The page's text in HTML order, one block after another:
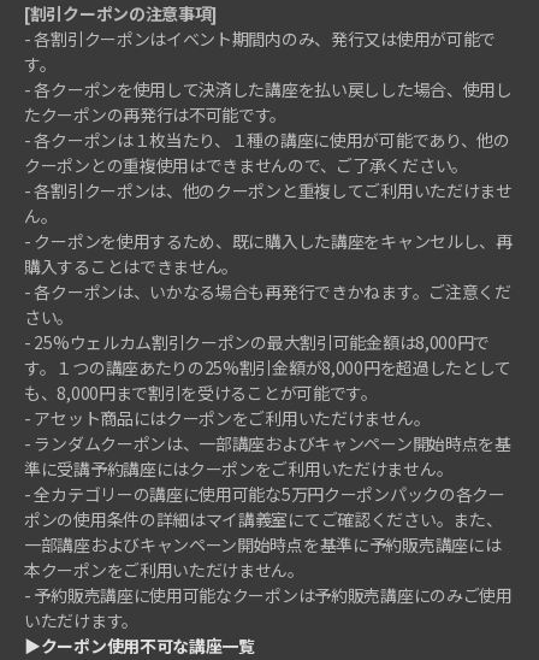
[割引クーポンの注意事項]
- 各割引クーポンはイベント期間内のみ、発行又は使用が可能で
す。
- 各クーポンを使用して決済した講座を払い戻しした場合、使用し
たクーポンの再発行は不可能です。
- 各クーポンは１枚当たり、１種の講座に使用が可能であり、他の
クーポンとの重複使用はできませんので、ご了承ください。
- 各割引クーポンは、他のクーポンと重複してご利用いただけませ
ん。
- クーポンを使用するため、既に購入した講座をキャンセルし、再
購入することはできません。
- 各クーポンは、いかなる場合も再発行できかねます。ご注意くだ
さい。
- 25%ウェルカム割引クーポンの最大割引可能金額は8,000円で
す。１つの講座あたりの25%割引金額が8,000円を超過したとして
も、8,000円まで割引を受けることが可能です。
- アセット商品にはクーポンをご利用いただけません。
- ランダムクーポンは、一部講座およびキャンペーン開始時点を基
準に受講予約講座にはクーポンをご利用いただけません。
- 全カテゴリーの講座に使用可能な5万円クーポンパックの各クー
ポンの使用条件の詳細はマイ講義室にてご確認ください。また、
一部講座およびキャンペーン開始時点を基準に予約販売講座には
本クーポンをご利用いただけません。
- 予約販売講座に使用可能なクーポンは予約販売講座にのみご使用
いただけます。
▶クーポン使用不可な講座一覧